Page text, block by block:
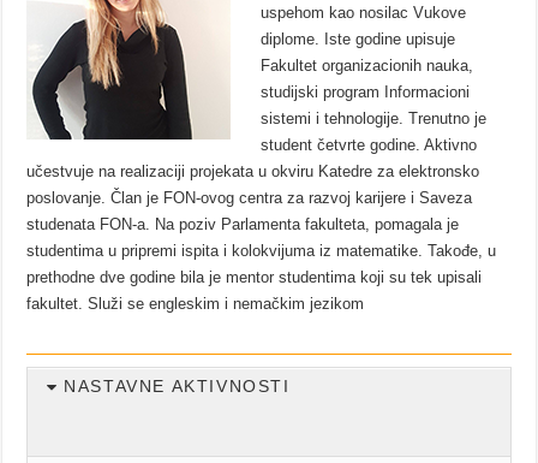
uspehom kao nosilac Vukove
diplome. Iste godine upisuje
Fakultet organizacionih nauka,
studijski program Informacioni
sistemi i tehnologije. Trenutno je
student četvrte godine. Aktivno
učestvuje na realizaciji projekata u okviru Katedre za elektronsko
poslovanje. Član je FON-ovog centra za razvoj karijere i Saveza
studenata FON-a. Na poziv Parlamenta fakulteta, pomagala je
studentima u pripremi ispita i kolokvijuma iz matematike. Takođe, u
prethodne dve godine bila je mentor studentima koji su tek upisali
fakultet. Služi se engleskim i nemačkim jezikom
NASTAVNE AKTIVNOSTI